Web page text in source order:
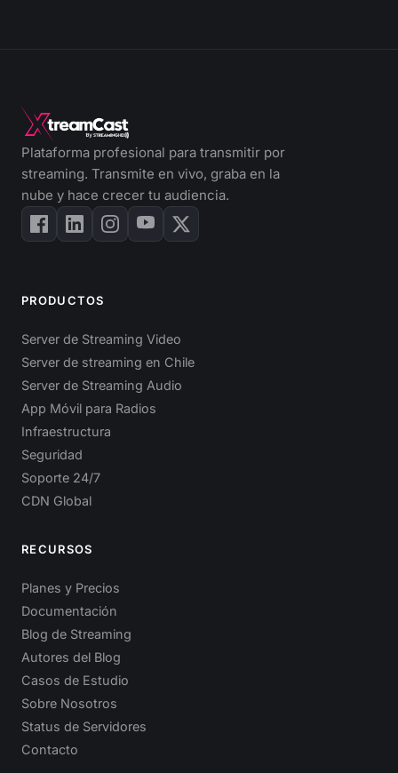
Plataforma profesional para transmitir por
streaming. Transmite en vivo, graba en la
nube y hace crecer tu audiencia.
PRODUCTOS
Server de Streaming Video
Server de streaming en Chile
Server de Streaming Audio
App Móvil para Radios
Infraestructura
Seguridad
Soporte 24/7
CDN Global
RECURSOS
Planes y Precios
Documentación
Blog de Streaming
Autores del Blog
Casos de Estudio
Sobre Nosotros
Status de Servidores
Contacto